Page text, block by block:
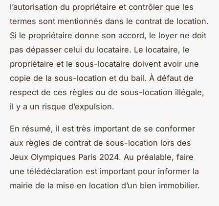
l’autorisation du propriétaire et contrôler que les
termes sont mentionnés dans le contrat de location.
Si le propriétaire donne son accord, le loyer ne doit
pas dépasser celui du locataire. Le locataire, le
propriétaire et le sous-locataire doivent avoir une
copie de la sous-location et du bail. À défaut de
respect de ces règles ou de sous-location illégale,
il y a un risque d’expulsion.
En résumé, il est très important de se conformer
aux règles de contrat de sous-location lors des
Jeux Olympiques Paris 2024. Au préalable, faire
une télédéclaration est important pour informer la
mairie de la mise en location d’un bien immobilier.